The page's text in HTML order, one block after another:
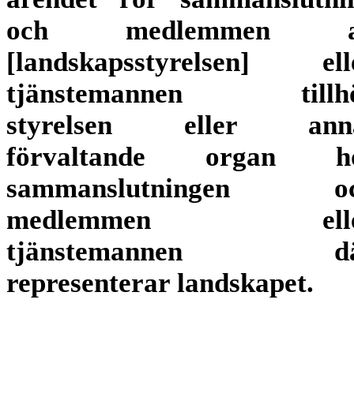
och medlemmen
[landskapsstyrelsen]
tjänstemannen
styrelsen eller
förvaltande organ
sammanslutningen
medlemmen
tjänstemannen
representerar landskapet.